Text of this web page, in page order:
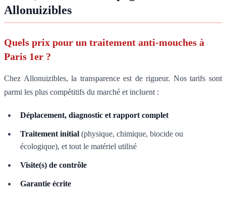
Allonuizibles
Quels prix pour un traitement anti-mouches à
Paris 1er ?
Chez Allonuizibles, la transparence est de rigueur. Nos tarifs sont
parmi les plus compétitifs du marché et incluent :
Déplacement, diagnostic et rapport complet
Traitement initial (physique, chimique, biocide ou
écologique), et tout le matériel utilisé
Visite(s) de contrôle
Garantie écrite